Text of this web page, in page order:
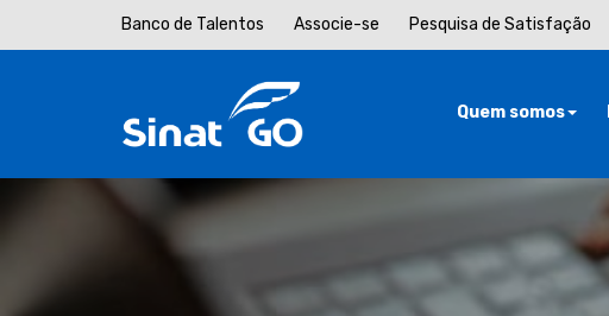
Banco de Talentos Associe-se Pesquisa de Satisfação
Quem somos